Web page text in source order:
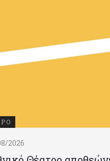
2026